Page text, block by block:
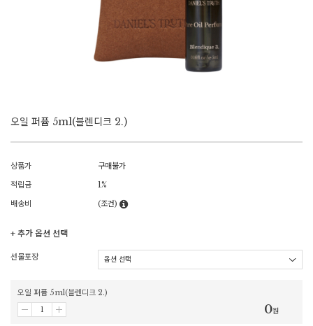
오일 퍼퓸 5ml(블렌디크 2.)
상품가
구매불가
적립금
1%
배송비
(조건)
+ 추가 옵션 선택
선물포장
오일 퍼퓸 5ml(블렌디크 2.)
0원